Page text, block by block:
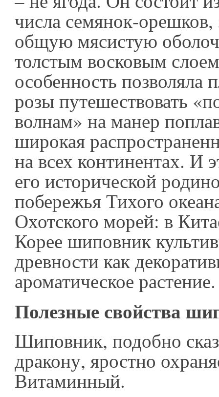
числа семянок-
общую мясистую
толстым восковым
особенность позволяла
розы путешествовать
волнам» на манер
широкая
на всех континентах. И
его исторической
побережья Тихого
Охотского морей: в
Корее шиповник
древности как
ароматическое растение.
Полезные свойства
Шиповник, подобно
дракону, яростно
Витаминный.